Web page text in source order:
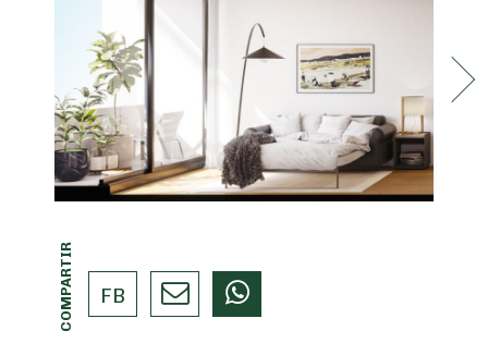
COMPARTIR FB